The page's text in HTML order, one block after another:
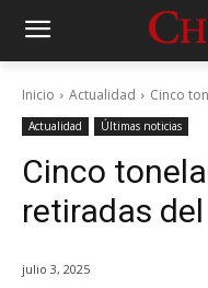
Inicio Actualidad Cinco
Actualidad Últimas noticias
Cinco
retiradas
julio 3, 2025